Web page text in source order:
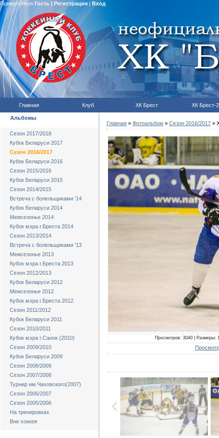
Приветствую Гость | Регистрация| Вход
Главная Клуб ХК Брест ХК Брест-2
Альбомы
Сезон 2017/2018
Кубок Беларуси 2017
Сезон 2016/2017
Кубок Беларуси 2016
Сезон 2015/2016
Кубок Беларуси 2015
Сезон 2014/2015
Встреча с болельщиками '14
Кубок Беларуси 2014
Межсезонье 2014
Кубок мэра г.Бреста 2014
Сезон 2013/2014
Встреча с болельщиками '13
Межсезонье 2013
Кубок мэра г.Бреста 2013
Сезон 2012/2013
Кубок Беларуси 2012
Межсезонье 2012
Кубок мэра г.Бреста 2012
Сезон 2011/2012
Кубок Беларуси 2011
Сезон 2010/2011
Кубок мэра г.Санок (2010)
Сезон 2009/2010
Кубок Беларуси 2009
Сезон 2008/2009
Сезон 2007/2008
Турнир им.Чаховского(2007)
Сезон 2006/2007
Сезон 2005/2006
На тренировках
Вне хоккея
Главная » Фотоальбом » Сезон 2016/2017 »
Просмотров: 3040 | Размеры: